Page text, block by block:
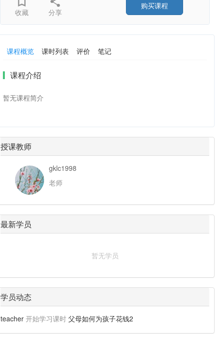
收藏 分享
购买课程
课程概览 课时列表 评价 笔记
课程介绍
暂无课程简介
授课教师
gklc1998
老师
最新学员
暂无学员
学员动态
teacher 开始学习课时 父母如何为孩子花钱2